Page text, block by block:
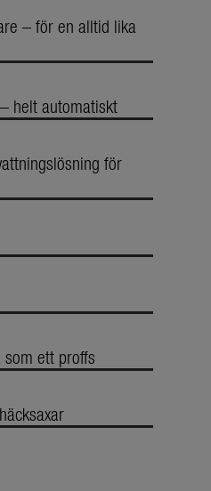
– för en alltid lika
helt automatiskt
för
ett proffs